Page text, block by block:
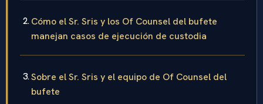
Cómo el Sr. Sris y los Of Counsel del bufete
manejan casos de ejecución de custodia
Sobre el Sr. Sris y el equipo de Of Counsel del
bufete